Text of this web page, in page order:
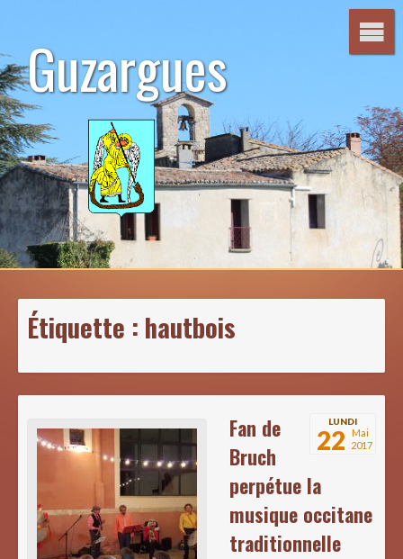
contenuGuzargues
Étiquette : hautbois
LUNDI
22
Mai
2017
Fan de
Bruch
perpétue la
musique occitane
traditionnelle